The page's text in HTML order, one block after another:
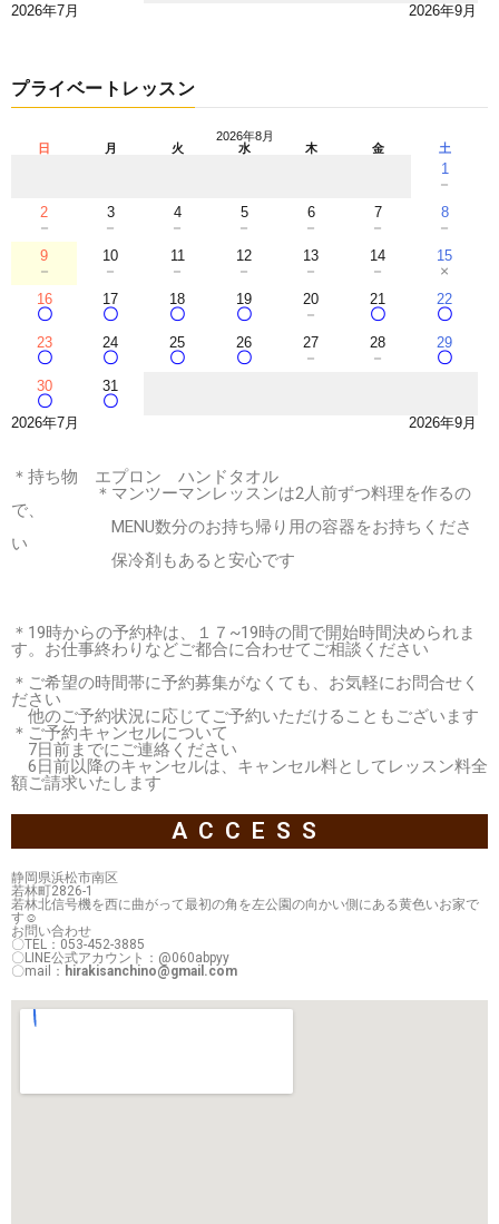
2026年7月 2026年9月
プライベートレッスン
2026年8月
日
月 火 水 木 金 土
1
－
2
－
3
－
4
－
5
－
6
－
7
－
8
－
9
－
10
－
11
－
12
－
13
－
14
－
15
×
16
〇
17
〇
18
〇
19
〇
20
－
21
〇
22
〇
23
〇
24
〇
25
〇
26
〇
27
－
28
－
29
〇
30
〇
31
〇
2026年7月 2026年9月
＊持ち物 エプロン ハンドタオル
＊マンツーマンレッスンは2人前ずつ料理を作るの
で、
MENU数分のお持ち帰り用の容器をお持ちくださ
い
保冷剤もあると安心です
＊19時からの予約枠は、１７~19時の間で開始時間決められま
す。お仕事終わりなどご都合に合わせてご相談ください
＊ご希望の時間帯に予約募集がなくても、お気軽にお問合せく
ださい
他のご予約状況に応じてご予約いただけることもございます
＊ご予約キャンセルについて
7日前までにご連絡ください
6日前以降のキャンセルは、キャンセル料としてレッスン料全
額ご請求いたします
ACCESS
静岡県浜松市南区
若林町2826-1
若林北信号機を西に曲がって最初の角を左公園の向かい側にある黄色いお家で
す☺
お問い合わせ
〇TEL：053-452-3885
〇LINE公式アカウント：@060abpyy
〇mail： hirakisanchino@gmail.com